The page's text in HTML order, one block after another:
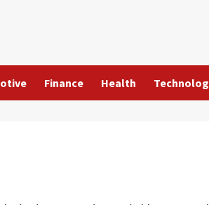
Finance Health